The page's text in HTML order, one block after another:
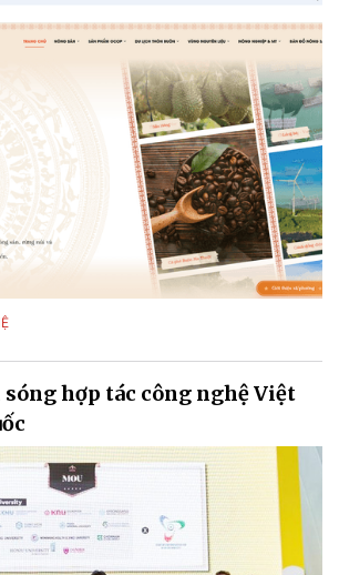
hợp tác công nghệ Việt